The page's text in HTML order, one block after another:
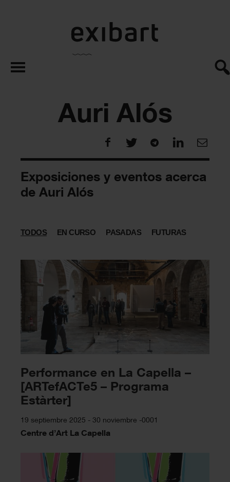
exibart.es
Auri Alós
Exposiciones y eventos acerca
de Auri Alós
TODOS EN CURSO PASADAS FUTURAS
Performance en La Capella –
[ARTefACTe5 – Programa
Estàrter]
19 septiembre 2025 - 30 noviembre -0001
Centre d’Art La Capella